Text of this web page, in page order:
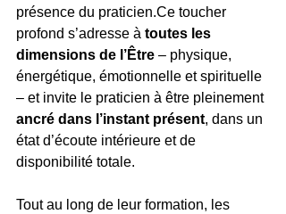
présence du praticien.Ce toucher
profond s’adresse à toutes les
dimensions de l’Être – physique,
énergétique, émotionnelle et spirituelle
– et invite le praticien à être pleinement
ancré dans l’instant présent, dans un
état d’écoute intérieure et de
disponibilité totale.
Tout au long de leur formation, les